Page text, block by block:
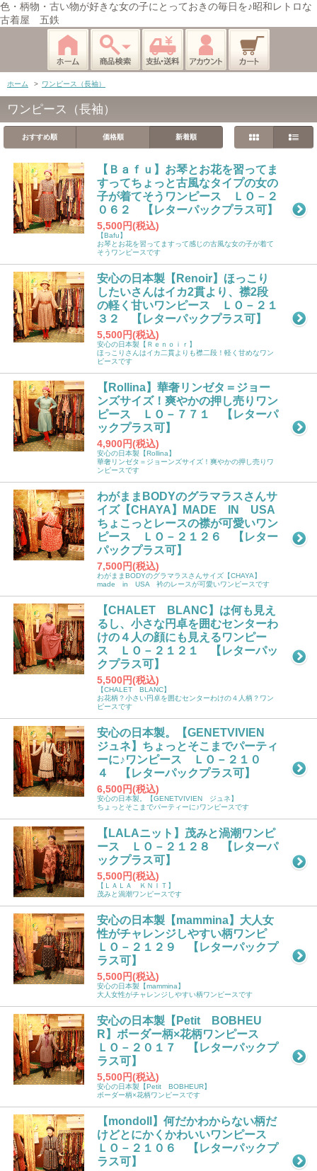
色・柄物・古い物が好きな女の子にとっておきの毎日を♪昭和レトロな
古着屋 五鉄
ホーム > ワンピース（長袖）
ワンピース（長袖）
おすすめ順 価格順 新着順
【Ｂａｆｕ】お琴とお花を習ってま
すってちょっと古風なタイプの女の
子が着てそうワンピース ＬＯ－２
０６２ 【レターパックプラス可】
5,500円(税込)
【Bafu】
お琴とお花を習ってますって感じの古風な女の子が着て
そうワンピースです
安心の日本製【Renoir】ほっこり
したいさんはイカ2貫より、襟2段
の軽く甘いワンピース ＬＯ－２１
３２ 【レターパックプラス可】
5,500円(税込)
安心の日本製【Ｒｅｎｏｉｒ】
ほっこりさんはイカ二貫よりも襟二段！軽く甘めなワン
ピースです
【Rollina】華奢リンゼタ＝ジョー
ンズサイズ！爽やかの押し売りワン
ピース ＬＯ－７７１ 【レターパ
ックプラス可】
4,900円(税込)
安心の日本製【Rollina】
華奢リンゼタ＝ジョーンズサイズ！爽やかの押し売りワ
ンピースです
わがままBODYのグラマラスさんサ
イズ【CHAYA】MADE IN USA
ちょこっとレースの襟が可愛いワン
ピース ＬＯ－２１２６ 【レター
パックプラス可】
7,500円(税込)
わがままBODYのグラマラスさんサイズ【CHAYA】
made in USA 衿のレースが可愛いワンピースです
【CHALET BLANC】は何も見え
るし、小さな円卓を囲むセンターわ
けの４人の顔にも見えるワンピー
ス ＬＯ－２１２１ 【レターパッ
クプラス可】
5,500円(税込)
【CHALET BLANC】
お花柄？小さい円卓を囲むセンターわけの４人柄？ワン
ピースです
安心の日本製。【GENETVIVIEN
ジュネ】ちょっとそこまでパーティ
ーに♪ワンピース ＬＯ－２１０
４ 【レターパックプラス可】
6,500円(税込)
安心の日本製。【GENETVIVIEN ジュネ】
ちょっとそこまでパーティーに♪ワンピースです
【LALAニット】茂みと渦潮ワンピ
ース ＬＯ－２１２８ 【レターパ
ックプラス可】
5,500円(税込)
【ＬＡＬＡ ＫＮＩＴ】
茂みと渦潮ワンピースです
安心の日本製【mammina】大人女
性がチャレンジしやすい柄ワンピ
ＬＯ－２１２９ 【レターパックプ
ラス可】
5,500円(税込)
安心の日本製【mammina】
大人女性がチャレンジしやすい柄ワンピースです
安心の日本製【Petit BOBHEU
R】ボーダー柄×花柄ワンピース
ＬＯ－２０１７ 【レターパックプ
ラス可】
5,500円(税込)
安心の日本製【Petit BOBHEUR】
ボーダー柄×花柄ワンピースです
【mondoll】何だかわからない柄だ
けどとにかくかわいいワンピース
ＬＯ－２１０６ 【レターパックプ
ラス可】